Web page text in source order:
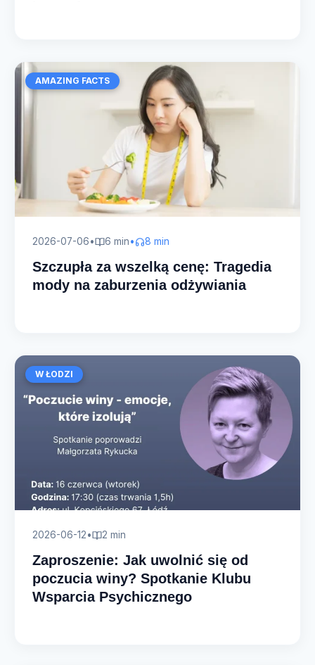
AMAZING FACTS
2026-07-06• 6 min• 8 min
Szczupła za wszelką cenę: Tragedia
mody na zaburzenia odżywiania
W ŁODZI
2026-06-12• 2 min
Zaproszenie: Jak uwolnić się od
poczucia winy? Spotkanie Klubu
Wsparcia Psychicznego